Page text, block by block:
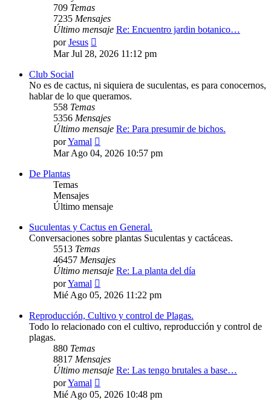
709 Temas
7235 Mensajes
Último mensaje Re: Encuentro jardin botanico…
porJesus
último
Mar Jul 28, 2026 11:12 pm
Club Social
No es de cactus, ni siquiera de suculentas, es para conocernos,
hablar de lo que queramos.
558 Temas
5356 Mensajes
Último mensaje Re: Para presumir de bichos.
porYamal
último
mensaje
Mar Ago 04, 2026 10:57 pm
De Plantas
Temas
Mensajes
Último mensaje
Suculentas y Cactus en General.
Conversaciones sobre plantas Suculentas y cactáceas.
5513 Temas
46457 Mensajes
Último mensaje Re: La planta del día
porYamal
último
mensaje
Mié Ago 05, 2026 11:22 pm
Reproducción, Cultivo y control de Plagas.
Todo lo relacionado con el cultivo, reproducción y control de
plagas.
880 Temas
8817 Mensajes
Último mensaje Re: Las tengo brutales a base…
porYamal
último
mensaje
Mié Ago 05, 2026 10:48 pm